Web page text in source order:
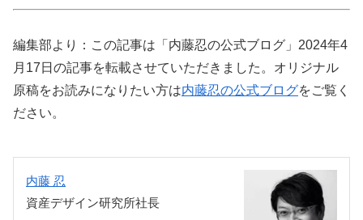
編集部より：この記事は「内藤忍の公式ブログ」2024年4
月17日の記事を転載させていただきました。オリジナル
原稿をお読みになりたい方は内藤忍の公式ブログをご覧く
ださい。
内藤 忍
資産デザイン研究所社長